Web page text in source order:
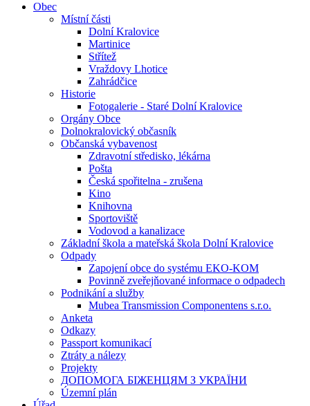
Obec
Místní části
Dolní Kralovice
Martinice
Střítež
Vraždovy Lhotice
Zahrádčice
Historie
Fotogalerie - Staré Dolní Kralovice
Orgány Obce
Dolnokralovický občasník
Občanská vybavenost
Zdravotní středisko, lékárna
Pošta
Česká spořitelna - zrušena
Kino
Knihovna
Sportoviště
Vodovod a kanalizace
Základní škola a mateřská škola Dolní Kralovice
Odpady
Zapojení obce do systému EKO-KOM
Povinně zveřejňované informace o odpadech
Podnikání a služby
Mubea Transmission Componentens s.r.o.
Anketa
Odkazy
Passport komunikací
Ztráty a nálezy
Projekty
ДОПОМОГА БІЖЕНЦЯМ З УКРАЇНИ
Územní plán